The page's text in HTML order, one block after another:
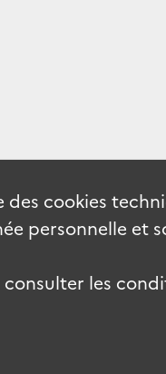
des cookies
personnelle et
les